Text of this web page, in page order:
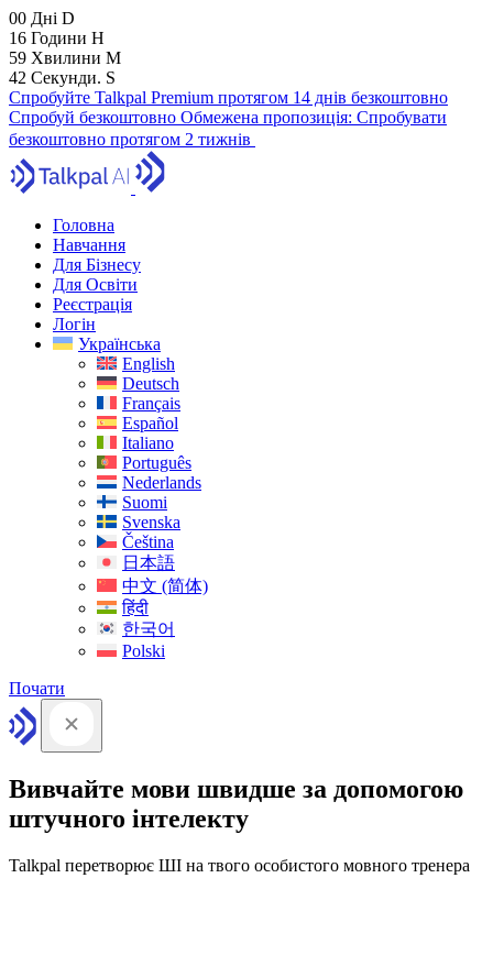
00 Дні D
16 Години H
59 Хвилини M
41 Секунди. S
Спробуйте Talkpal Premium протягом 14 днів безкоштовно
Спробуй безкоштовно Обмежена пропозиція: Спробувати
безкоштовно протягом 2 тижнів
Головна
Навчання
Для Бізнесу
Для Освіти
Реєстрація
Логін
Українська
English
Deutsch
Français
Español
Italiano
Português
Nederlands
Suomi
Svenska
Čeština
日本語
中文 (简体)
हिंदी
한국어
Polski
Почати
Вивчайте мови швидше за допомогою
штучного інтелекту
Talkpal перетворює ШІ на твого особистого мовного тренера